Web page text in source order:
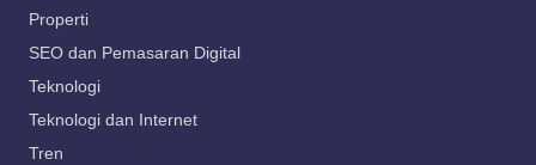
Properti
SEO dan Pemasaran Digital
Teknologi
Teknologi dan Internet
Tren